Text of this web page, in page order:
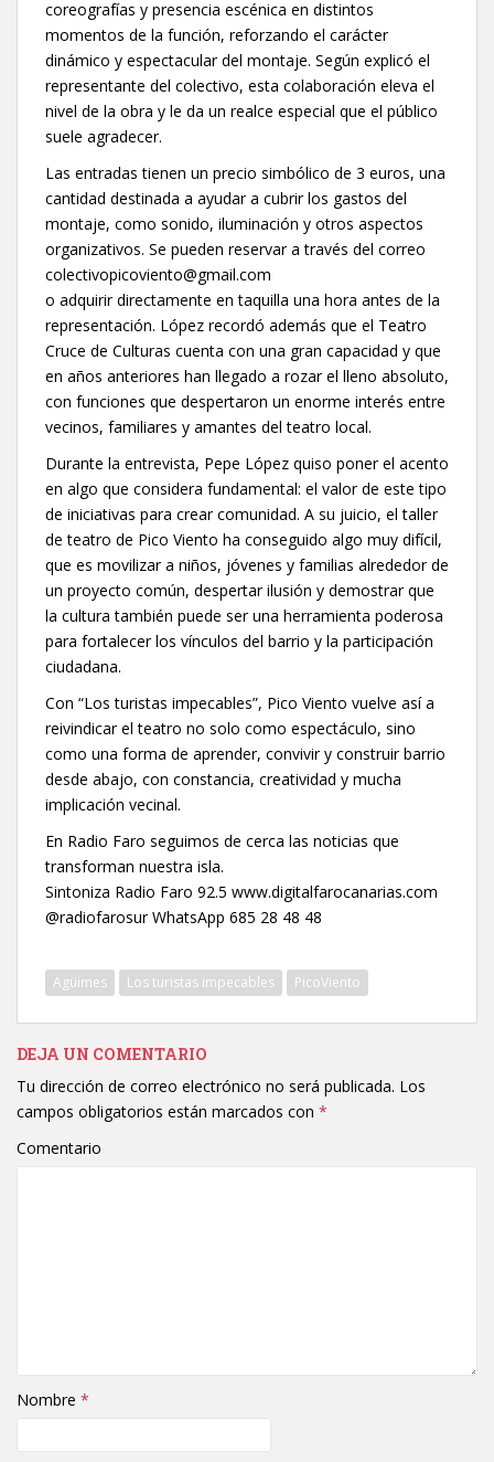
coreografías y presencia escénica en distintos
momentos de la función, reforzando el carácter
dinámico y espectacular del montaje. Según explicó el
representante del colectivo, esta colaboración eleva el
nivel de la obra y le da un realce especial que el público
suele agradecer.
Las entradas tienen un precio simbólico de 3 euros, una
cantidad destinada a ayudar a cubrir los gastos del
montaje, como sonido, iluminación y otros aspectos
organizativos. Se pueden reservar a través del correo
colectivopicoviento@gmail.com
o adquirir directamente en taquilla una hora antes de la
representación. López recordó además que el Teatro
Cruce de Culturas cuenta con una gran capacidad y que
en años anteriores han llegado a rozar el lleno absoluto,
con funciones que despertaron un enorme interés entre
vecinos, familiares y amantes del teatro local.
Durante la entrevista, Pepe López quiso poner el acento
en algo que considera fundamental: el valor de este tipo
de iniciativas para crear comunidad. A su juicio, el taller
de teatro de Pico Viento ha conseguido algo muy difícil,
que es movilizar a niños, jóvenes y familias alrededor de
un proyecto común, despertar ilusión y demostrar que
la cultura también puede ser una herramienta poderosa
para fortalecer los vínculos del barrio y la participación
ciudadana.
Con “Los turistas impecables”, Pico Viento vuelve así a
reivindicar el teatro no solo como espectáculo, sino
como una forma de aprender, convivir y construir barrio
desde abajo, con constancia, creatividad y mucha
implicación vecinal.
En Radio Faro seguimos de cerca las noticias que
transforman nuestra isla.
Sintoniza Radio Faro 92.5 www.digitalfarocanarias.com
@radiofarosur WhatsApp 685 28 48 48
Agüimes Los turistas impecables PicoViento
DEJA UN COMENTARIO
Tu dirección de correo electrónico no será publicada. Los
campos obligatorios están marcados con *
Comentario
Nombre *